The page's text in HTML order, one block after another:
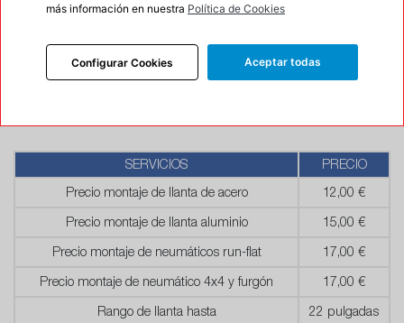
neumáticos. En caso contrario su pedido no podrá
Precios
SERVICIOS PRECIO
Precio montaje de llanta de acero 12,00 €
Precio montaje de llanta aluminio 15,00 €
Precio montaje de neumáticos run-flat 17,00 €
Precio montaje de neumático 4x4 y furgón 17,00 €
Rango de llanta hasta 22 pulgadas
más información en nuestra Política de Cookies
Configurar Cookies Aceptar todas